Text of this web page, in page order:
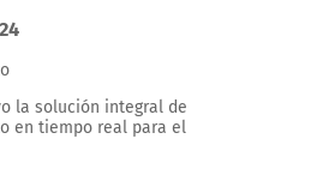
la solución integral de
en tiempo real para el